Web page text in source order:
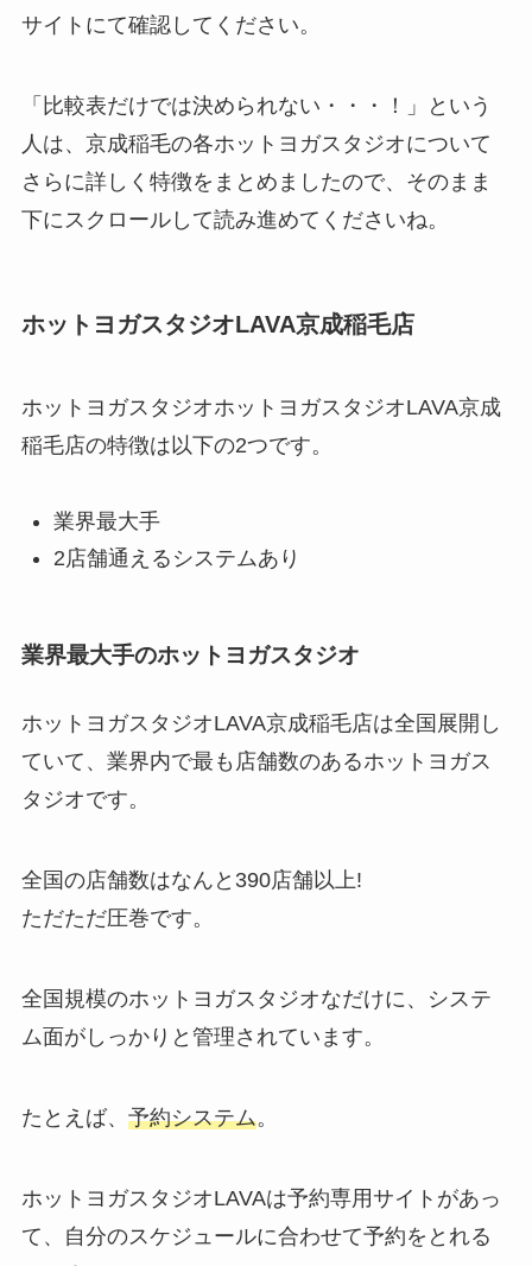
サイトにて確認してください。
「比較表だけでは決められない・・・！」という
人は、京成稲毛の各ホットヨガスタジオについて
さらに詳しく特徴をまとめましたので、そのまま
下にスクロールして読み進めてくださいね。
ホットヨガスタジオLAVA京成稲毛店
ホットヨガスタジオホットヨガスタジオLAVA京成
稲毛店の特徴は以下の2つです。
業界最大手
2店舗通えるシステムあり
業界最大手のホットヨガスタジオ
ホットヨガスタジオLAVA京成稲毛店は全国展開し
ていて、業界内で最も店舗数のあるホットヨガス
タジオです。
全国の店舗数はなんと 390店舗以上!
ただただ圧巻です。
全国規模のホットヨガスタジオなだけに、システ
ム面がしっかりと管理されています。
たとえば、 予約システム。
ホットヨガスタジオLAVAは予約専用サイトがあっ
て、自分のスケジュールに合わせて予約をとれる